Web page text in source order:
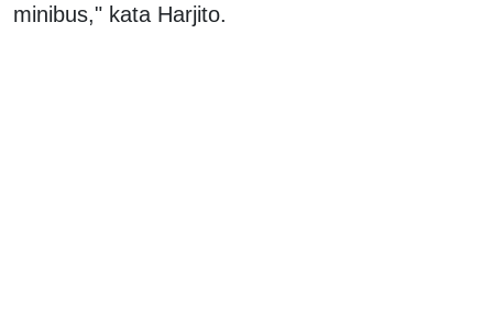
minibus," kata Harjito.